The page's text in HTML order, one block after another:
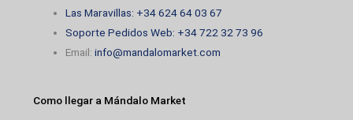
Las Maravillas: +34 624 64 03 67
Soporte Pedidos Web: +34 722 32 73 96
Email:info@mandalomarket.com
Como llegar a Mándalo Market